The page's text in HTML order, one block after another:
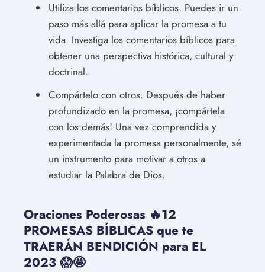
Utiliza los comentarios bíblicos. Puedes ir un
paso más allá para aplicar la promesa a tu
vida. Investiga los comentarios bíblicos para
obtener una perspectiva histórica, cultural y
doctrinal.
Compártelo con otros. Después de haber
profundizado en la promesa, ¡compártela
con los demás! Una vez comprendida y
experimentada la promesa personalmente, sé
un instrumento para motivar a otros a
estudiar la Palabra de Dios.
Oraciones Poderosas 🔥12
PROMESAS BÍBLICAS que te
TRAERÁN BENDICIÓN para EL
2023 😱🤩